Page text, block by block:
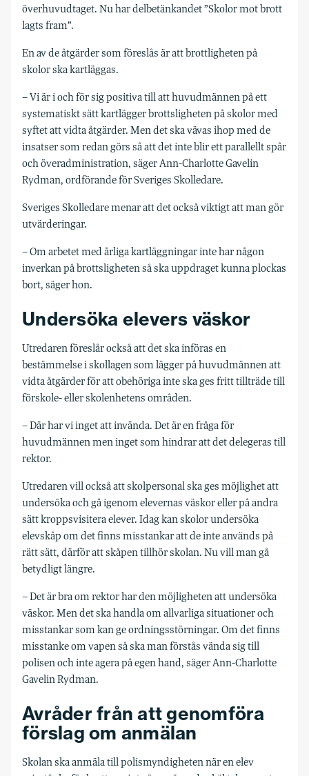
överhuvudtaget. Nu har delbetänkandet ”Skolor mot brott
lagts fram”.
En av de åtgärder som föreslås är att brottligheten på
skolor ska kartläggas.
– Vi är i och för sig positiva till att huvudmännen på ett
systematiskt sätt kartlägger brottsligheten på skolor med
syftet att vidta åtgärder. Men det ska vävas ihop med de
insatser som redan görs så att det inte blir ett parallellt spår
och överadministration, säger Ann-Charlotte Gavelin
Rydman, ordförande för Sveriges Skolledare.
Sveriges Skolledare menar att det också viktigt att man gör
utvärderingar.
– Om arbetet med årliga kartläggningar inte har någon
inverkan på brottsligheten så ska uppdraget kunna plockas
bort, säger hon.
Undersöka elevers väskor
Utredaren föreslår också att det ska införas en
bestämmelse i skollagen som lägger på huvudmännen att
vidta åtgärder för att obehöriga inte ska ges fritt tillträde till
förskole- eller skolenhetens områden.
– Där har vi inget att invända. Det är en fråga för
huvudmännen men inget som hindrar att det delegeras till
rektor.
Utredaren vill också att skolpersonal ska ges möjlighet att
undersöka och gå igenom elevernas väskor eller på andra
sätt kroppsvisitera elever. Idag kan skolor undersöka
elevskåp om det finns misstankar att de inte används på
rätt sätt, därför att skåpen tillhör skolan. Nu vill man gå
betydligt längre.
– Det är bra om rektor har den möjligheten att undersöka
väskor. Men det ska handla om allvarliga situationer och
misstankar som kan ge ordningsstörningar. Om det finns
misstanke om vapen så ska man förstås vända sig till
polisen och inte agera på egen hand, säger Ann-Charlotte
Gavelin Rydman.
Avråder från att genomföra
förslag om anmälan
Skolan ska anmäla till polismyndigheten när en elev